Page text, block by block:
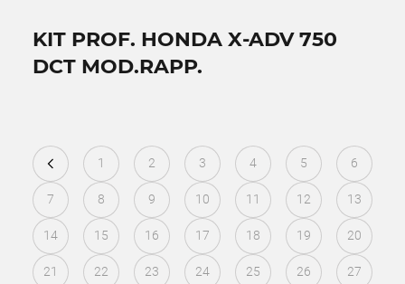
KIT PROF. HONDA X-ADV 750
DCT MOD.RAPP.
1 2 3 4 5 6
7 8 9 10 11 12 13
14 15 16 17 18 19 20
21 22 23 24 25 26 27